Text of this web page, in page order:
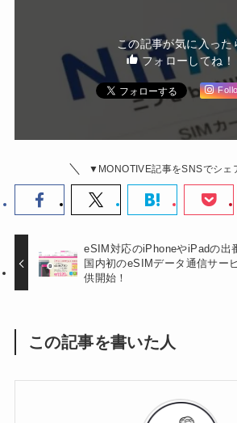
この記事が気に入った
フォローしてね！
▼MONOTIVE記事をSNSでシェ
eSIM対応のiPhoneやiPadの出
国内初のeSIMデータ通信サー
供開始！
この記事を書いた人